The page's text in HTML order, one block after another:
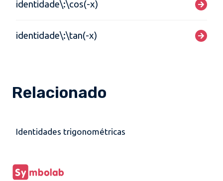
identidade\:\cos(-x)
identidade\:\tan(-x)
Relacionado
Identidades trigonométricas